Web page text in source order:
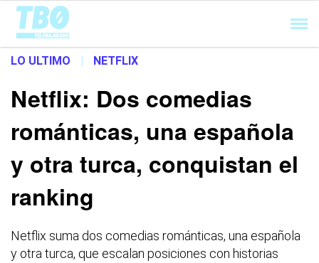
Cargando...
LO ULTIMO | NETFLIX
Netflix: Dos comedias
románticas, una española
y otra turca, conquistan el
ranking
Netflix suma dos comedias románticas, una española
y otra turca, que escalan posiciones con historias